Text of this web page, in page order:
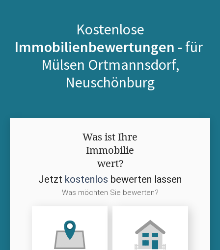
Kostenlose
Immobilienbewertungen - für
Mülsen Ortmannsdorf,
Neuschönburg
Was ist Ihre
Immobilie
wert?
Jetzt kostenlos bewerten lassen
Was möchten Sie bewerten?